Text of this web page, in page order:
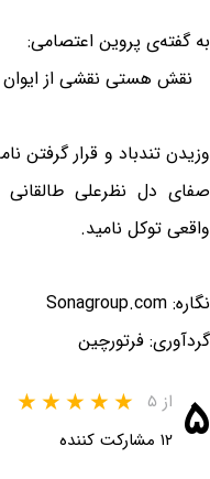
به گفته‌ی پروین اعتصامی:
نقش هستی نقشی از
وزیدن تندباد و قرار گرفتن
صفای دل نظرعلی
واقعی توکل نامید.
نگاره: Sonagroup.com
گردآوری: فرتورچین
۵ از ۵
۱۲ مشارکت کننده